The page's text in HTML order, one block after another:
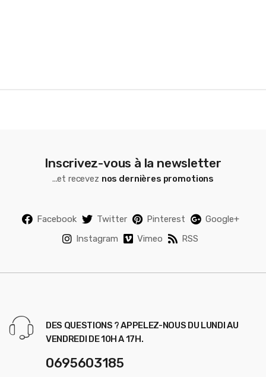
Inscrivez-vous à la newsletter
...et recevez nos dernières promotions
Facebook Twitter Pinterest
Google+
Instagram
Vimeo RSS
DES QUESTIONS ? APPELEZ-NOUS DU LUNDI AU
VENDREDI DE 10H A 17H.
0695603185